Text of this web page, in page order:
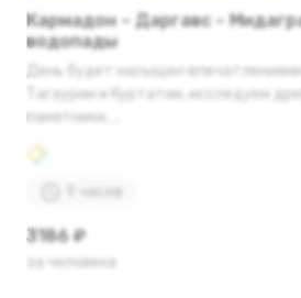
Кармадон – Даргавс –
водопады
День будет насыщен
Тагаурии и Куртатии, исследуем
памятники, ...
9 часов
3186 ₽
за человека